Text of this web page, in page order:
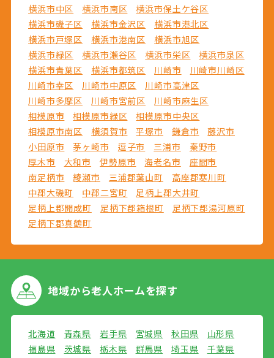
横浜市中区
横浜市南区
横浜市保土ケ谷区
横浜市磯子区
横浜市金沢区
横浜市港北区
横浜市戸塚区
横浜市港南区
横浜市旭区
横浜市緑区
横浜市瀬谷区 横浜市栄区
横浜市泉区
横浜市青葉区
横浜市都筑区 川崎市
川崎市川崎区
川崎市幸区
川崎市中原区
川崎市高津区
川崎市多摩区
川崎市宮前区
川崎市麻生区
相模原市
相模原市緑区
相模原市中央区
相模原市南区
横須賀市 平塚市 鎌倉市
藤沢市
小田原市
茅ヶ崎市 逗子市 三浦市
秦野市
厚木市
大和市 伊勢原市 海老名市
座間市
南足柄市
綾瀬市 三浦郡葉山町
高座郡寒川町
中郡大磯町
中郡二宮町
足柄上郡大井町
足柄上郡開成町
足柄下郡箱根町
足柄下郡湯河原町
足柄下郡真鶴町
地域から老人ホームを探す
北海道 青森県 岩手県 宮城県 秋田県
山形県
福島県
茨城県 栃木県 群馬県 埼玉県
千葉県